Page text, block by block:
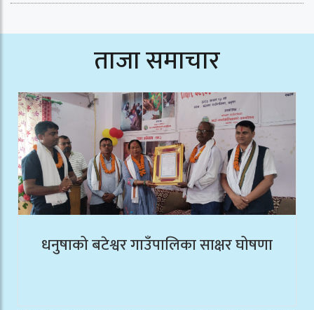
ताजा समाचार
धनुषाको बटेश्वर गाउँपालिका साक्षर घोषणा